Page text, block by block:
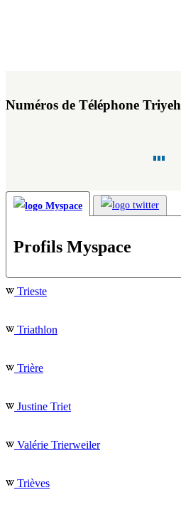
Numéros de Téléphone Triyeh
Profils Myspace
Trieste
Triathlon
Trière
Justine Triet
Valérie Trierweiler
Trièves